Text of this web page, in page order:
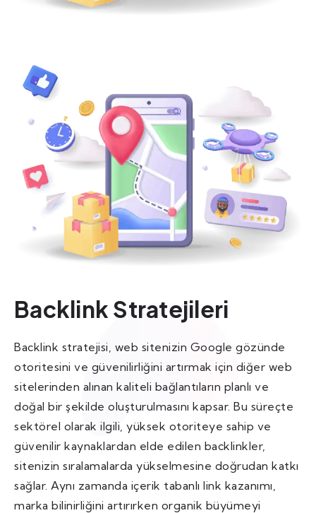
Backlink Stratejileri
Backlink stratejisi, web sitenizin Google gözünde
otoritesini ve güvenilirliğini artırmak için diğer web
sitelerinden alınan kaliteli bağlantıların planlı ve
doğal bir şekilde oluşturulmasını kapsar. Bu süreçte
sektörel olarak ilgili, yüksek otoriteye sahip ve
güvenilir kaynaklardan elde edilen backlinkler,
sitenizin sıralamalarda yükselmesine doğrudan katkı
sağlar. Aynı zamanda içerik tabanlı link kazanımı,
marka bilinirliğini artırırken organik büyümeyi